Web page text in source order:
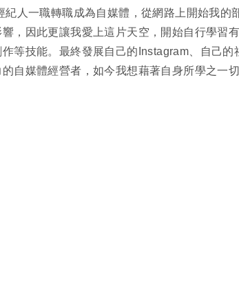
人一職轉職成為自媒體，從網路上開始我的
，因此更讓我愛上這片天空，開始自行學習
等技能。最終發展自己的Instagram、自己的
自媒體經營者，如今我想藉著自身所學之一